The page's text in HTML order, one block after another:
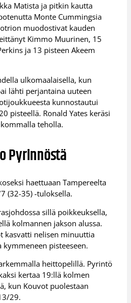
Matista ja pitkin kautta
Monte Cummingsia
muodostivat kauden
Kimmo Muurinen, 15
ja 13 pisteen Akeem
ulkomaalaisella, kun
lähti perjantaina uuteen
kunnostautui
pisteellä. Ronald Yates keräsi
teholla.
Pyrinnöstä
haettuaan Tampereelta
(32-35) -tuloksella.
sillä poikkeuksella,
kolmannen jakson alussa.
kasvatti nelisen minuuttia
pisteeseen.
heittopelillä. Pyrintö
kertaa 19:llä kolmen
kun Kouvot puolestaan
29.